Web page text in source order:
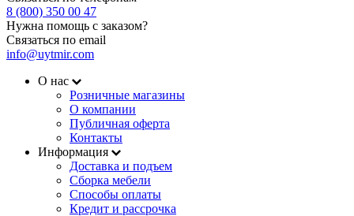
8 (800) 350 00 47
Нужна помощь с заказом?
Связаться по email
info@uytmir.com
О нас
Розничные магазины
О компании
Публичная оферта
Контакты
Информация
Доставка и подъем
Сборка мебели
Способы оплаты
Кредит и рассрочка